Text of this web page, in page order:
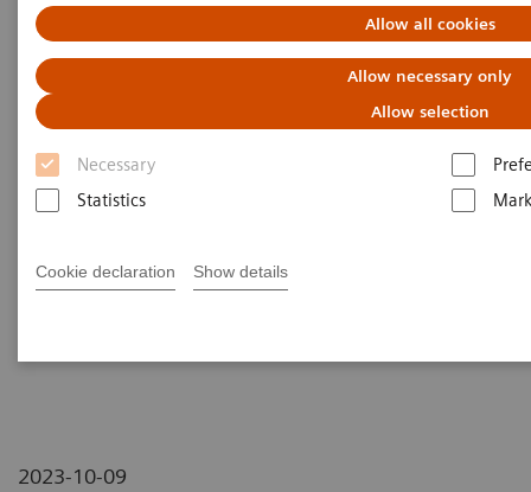
Allow all cookies
Allow necessary only
Allow selection
Necessary
Statistics
Cookie declaration Show details
Crohn’s disease inflammation severity assessment with iodine
density from photon counting CT enterography: comparison with
endoscopic histopathology
Crohn’s disease inflammation
severity assessment with iodine
density from photon counting
CT enterography: comparison
2023-10-09